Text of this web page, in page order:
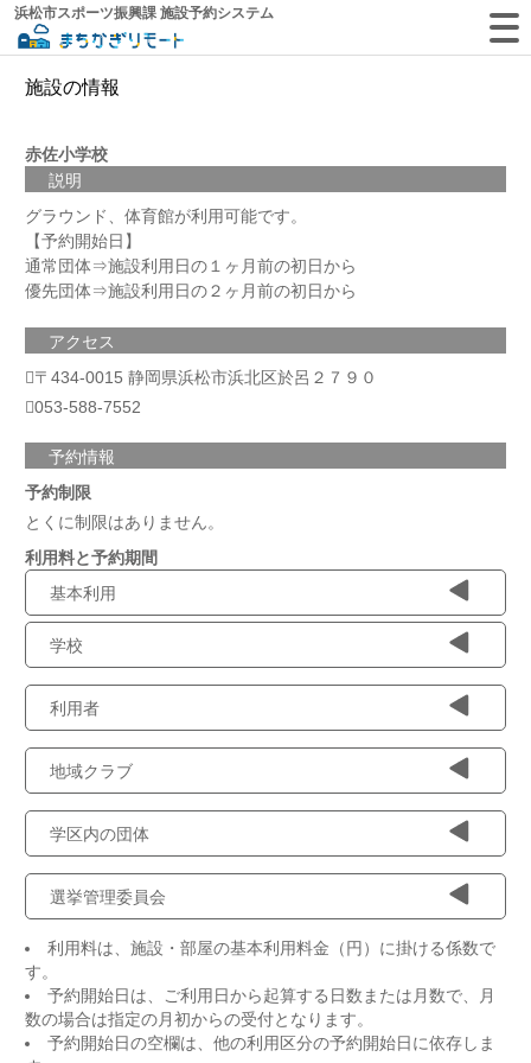
浜松市スポーツ振興課 施設予約システム
施設の情報
赤佐小学校
説明
グラウンド、体育館が利用可能です。
【予約開始日】
通常団体⇒施設利用日の１ヶ月前の初日から
優先団体⇒施設利用日の２ヶ月前の初日から
アクセス
〒434-0015 静岡県浜松市浜北区於呂２７９０
053-588-7552
予約情報
予約制限
とくに制限はありません。
利用料と予約期間
基本利用
学校
利用者
地域クラブ
学区内の団体
選挙管理委員会
利用料は、施設・部屋の基本利用料金（円）に掛ける係数で
す。
予約開始日は、ご利用日から起算する日数または月数で、月
数の場合は指定の月初からの受付となります。
予約開始日の空欄は、他の利用区分の予約開始日に依存しま